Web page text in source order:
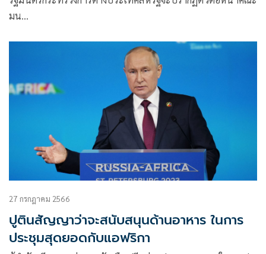
มน…
27 กรกฎาคม 2566
ปูตินสัญญาว่าจะสนับสนุนด้านอาหาร ในการ
ประชุมสุดยอดกับแอฟริกา